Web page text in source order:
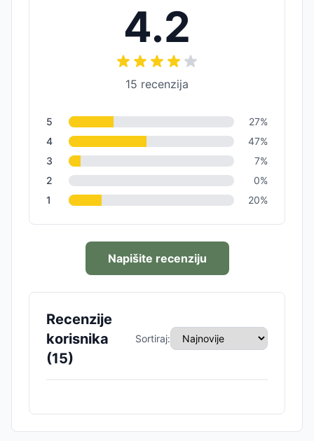
4.2
15 recenzija
5 27%
4
47%
3
7%
2
0%
1
20%
Napišite recenziju
Recenzije
korisnika
(15)
Sortiraj: